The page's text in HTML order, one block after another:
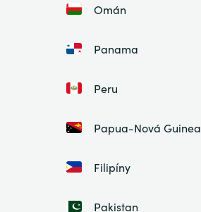
Omán
Panama
Peru
Papua-Nová Guinea
Filipíny
Pakistan